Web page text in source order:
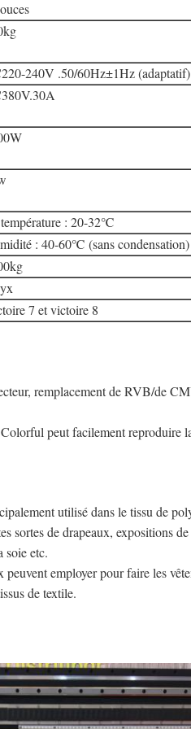
240V .50/60Hz±1Hz
: 20-32℃
: 40-60℃ (sans condensation)
7 et victoire 8
remplacement de RVB/de
peut facilement reproduire
utilisé dans le tissu de
sortes de drapeaux, expositions
soie etc.
employer pour faire les
de textile.